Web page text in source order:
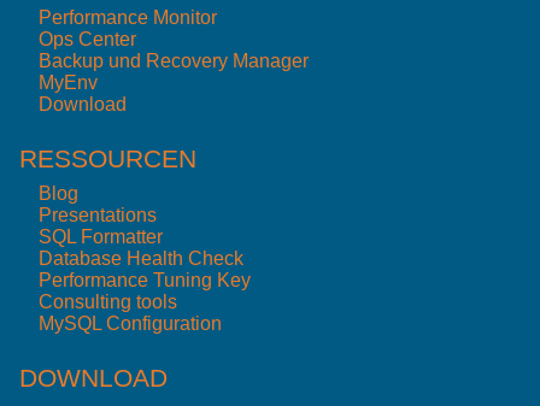
Performance Monitor
Ops Center
Backup und Recovery Manager
MyEnv
Download
RESSOURCEN
Blog
Presentations
SQL Formatter
Database Health Check
Performance Tuning Key
Consulting tools
MySQL Configuration
DOWNLOAD